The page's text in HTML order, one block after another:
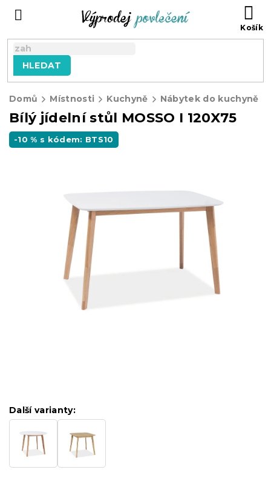
HLEDAT
Domů Místnosti Kuchyně Nábytek do kuchyně
Bílý jídelní stůl MOSSO I 120X75
-10 % s kódem: BTS10
Další varianty: